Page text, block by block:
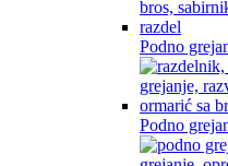
Podno
Podno